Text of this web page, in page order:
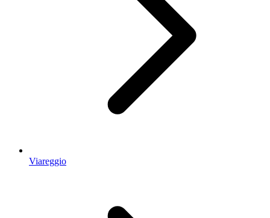
Viareggio